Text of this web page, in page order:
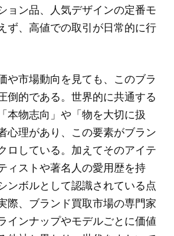
ョン品、人気デザインの定番モ
ず、高値での取引が日常的に行
や市場動向を見ても、このブラ
倒的である。世界的に共通する
本物志向」や「物を大切に扱
心理があり、この要素がブラン
ロしている。加えてそのアイテ
ィストや著名人の愛用歴を持
ンボルとして認識されている点
際、ブランド買取市場の専門家
インナップやモデルごとに価値